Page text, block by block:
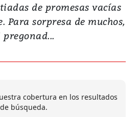
de promesas vacías
Para sorpresa de muchos,
pregonad...
cobertura en los resultados
de búsqueda.